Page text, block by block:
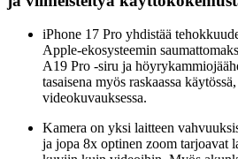
iPhone 17 Pro yhdistää
Apple-ekosysteemin
A19 Pro -siru ja
tasaisena myös raskaassa
videokuvauksessa.
Kamera on yksi laitteen
ja jopa 8x optinen zoom tarjoavat